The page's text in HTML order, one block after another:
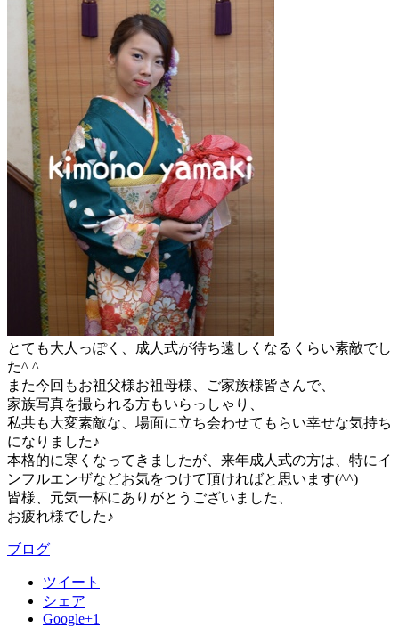
とても大人っぽく、成人式が待ち遠しくなるくらい素敵でし
た^ ^
また今回もお祖父様お祖母様、ご家族様皆さんで、
家族写真を撮られる方もいらっしゃり、
私共も大変素敵な、場面に立ち会わせてもらい幸せな気持ち
になりました♪
本格的に寒くなってきましたが、来年成人式の方は、特にイ
ンフルエンザなどお気をつけて頂ければと思います(^^)
皆様、元気一杯にありがとうございました、
お疲れ様でした♪
ブログ
ツイート
シェア
Google+1